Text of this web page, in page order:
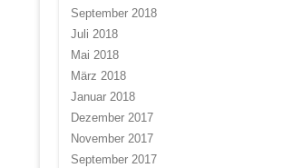
September 2018
Juli 2018
Mai 2018
März 2018
Januar 2018
Dezember 2017
November 2017
September 2017